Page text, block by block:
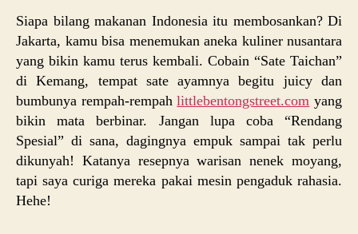
Siapa bilang makanan Indonesia itu membosankan? Di
Jakarta, kamu bisa menemukan aneka kuliner nusantara
yang bikin kamu terus kembali. Cobain “Sate Taichan”
di Kemang, tempat sate ayamnya begitu juicy dan
bumbunya rempah-rempahlittlebentongstreet.com yang
bikin mata berbinar. Jangan lupa coba “Rendang
Spesial” di sana, dagingnya empuk sampai tak perlu
dikunyah! Katanya resepnya warisan nenek moyang,
tapi saya curiga mereka pakai mesin pengaduk rahasia.
Hehe!